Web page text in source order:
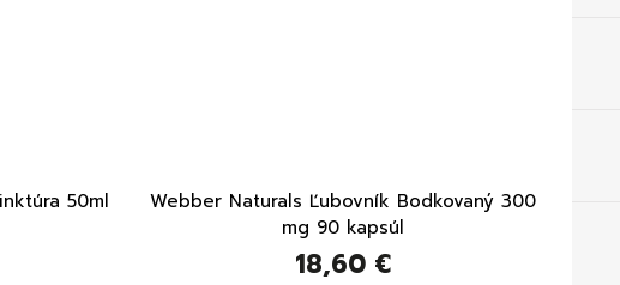
Hrotlife Lion´s mane tinktúra 50ml
Webber Naturals Ľubovník Bodkovaný 300
mg 90 kapsúl
18,60 €